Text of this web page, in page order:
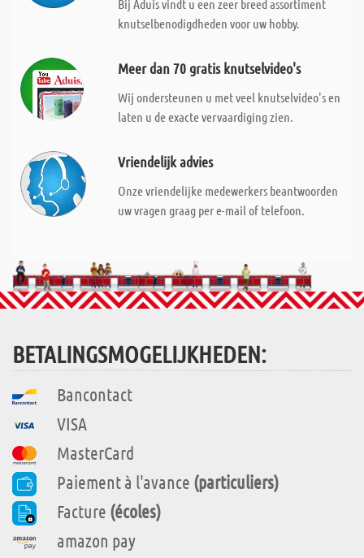
Bij Aduis vindt u een zeer breed assortiment
knutselbenodigdheden voor uw hobby.
Meer dan 70 gratis knutselvideo's
Wij ondersteunen u met veel knutselvideo's en
laten u de exacte vervaardiging zien.
Vriendelijk advies
Onze vriendelijke medewerkers beantwoorden
uw vragen graag per e-mail of telefoon.
BETALINGSMOGELIJKHEDEN:
Bancontact
VISA
MasterCard
Paiement à l'avance (particuliers)
Facture (écoles)
amazon pay